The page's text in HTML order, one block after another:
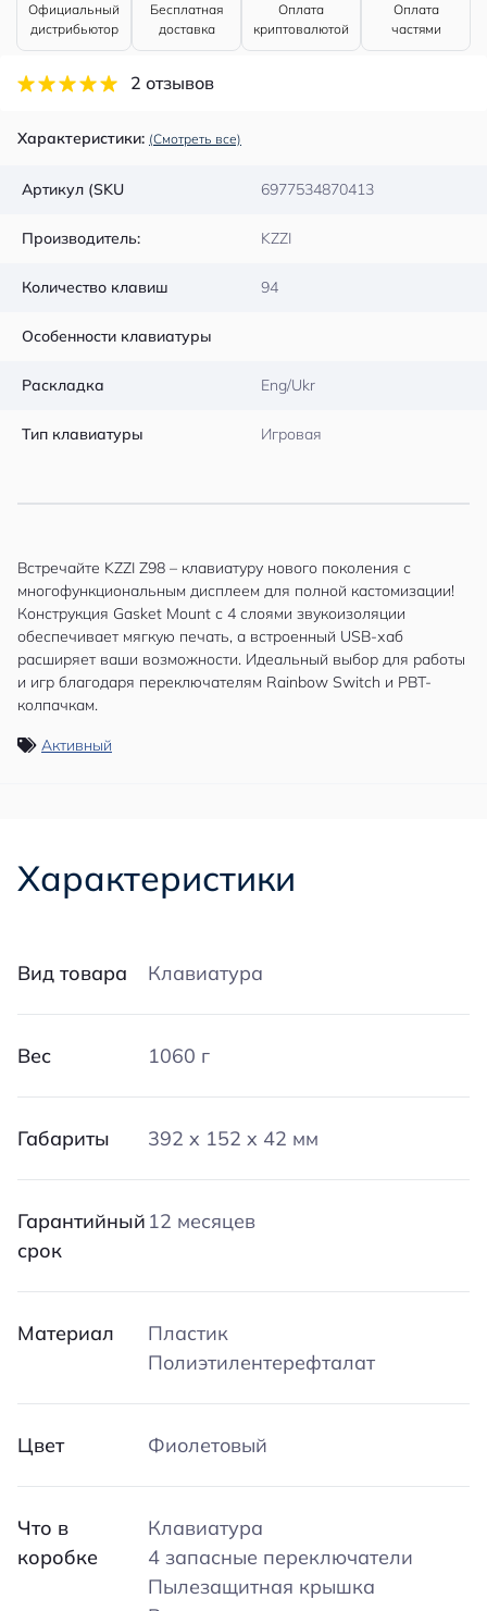
Официальный
дистрибьютор
Бесплатная
доставка
Оплата
криптовалютой
Оплата
частями
2 отзывов
Характеристики: (Смотреть все)
Артикул (SKU 6977534870413
Производитель: KZZI
Количество клавиш 94
Особенности клавиатуры
Раскладка Eng/Ukr
Тип клавиатуры Игровая
Встречайте KZZI Z98 – клавиатуру нового поколения с
многофункциональным дисплеем для полной кастомизации!
Конструкция Gasket Mount с 4 слоями звукоизоляции
обеспечивает мягкую печать, а встроенный USB-хаб
расширяет ваши возможности. Идеальный выбор для работы
и игр благодаря переключателям Rainbow Switch и PBT-
колпачкам.
Активный
Характеристики
Вид товара Клавиатура
Вес 1060 г
Габариты 392 x 152 x 42 мм
Гарантийный
срок
12 месяцев
Материал
Пластик
Полиэтилентерефталат
Цвет Фиолетовый
Что в
коробке
Клавиатура
4 запасные переключатели
Пылезащитная крышка